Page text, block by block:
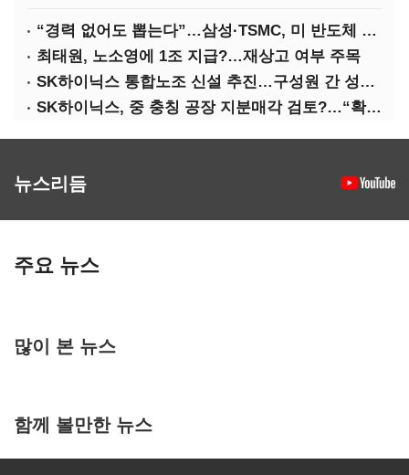
“경력 없어도 뽑는다”…삼성·TSMC, 미 반도체 인재 쟁탈전
최태원, 노소영에 1조 지급?…재상고 여부 주목
SK하이닉스 통합노조 신설 추진…구성원 간 성과급 불만 확산
SK하이닉스, 중 충칭 공장 지분매각 검토?…“확정된 바 없어”
뉴스리듬
주요 뉴스
많이 본 뉴스
함께 볼만한 뉴스